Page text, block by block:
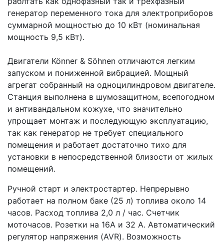
генератор переменного тока для электроприборов
суммарной мощностью до 10 кВт (номинальная
мощность 9,5 кВт).
Двигатели Könner & Söhnen отличаются легким
запуском и пониженной вибрацией. Мощный
агрегат собранный на одноцилиндровом двигателе.
Станция выполнена в шумозащитном, всепогодном
и антивандальном кожухе, что значительно
упрощает монтаж и последующую эксплуатацию,
так как генератор не требует специального
помещения и работает достаточно тихо для
установки в непосредственной близости от жилых
помещений.
Ручной старт и электростартер. Непрерывно
работает на полном баке (25 л) топлива около 14
часов. Расход топлива 2,0 л / час. Счетчик
моточасов. Розетки на 16А и 32 А. Автоматический
регулятор напряжения (AVR). Возможность